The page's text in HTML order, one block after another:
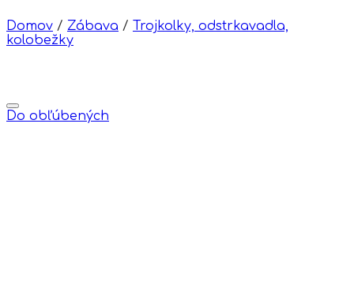
Domov / Zábava / Trojkolky, odstrkavadla,
kolobežky
Do obľúbených